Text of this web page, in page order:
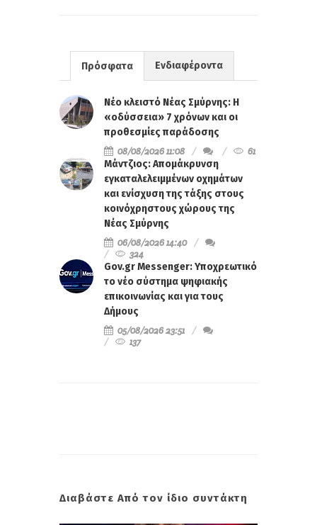
Πρόσφατα Ενδιαφέροντα
Νέο κλειστό Νέας Σμύρνης: Η
«οδύσσεια» 7 χρόνων και οι
προθεσμίες παράδοσης
08/08/2026 11:08
61
Μάντζιος: Απομάκρυνση
εγκαταλελειμμένων οχημάτων
και ενίσχυση της τάξης στους
κοινόχρηστους χώρους της
Νέας Σμύρνης
06/08/2026 14:40
324
Gov.gr Messenger: Υποχρεωτικό
το νέο σύστημα ψηφιακής
επικοινωνίας και για τους
Δήμους
05/08/2026 23:51
137
Διαβάστε Από τον ίδιο συντάκτη